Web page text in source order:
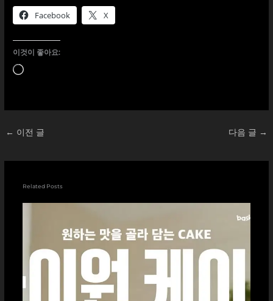
Facebook X
이것이 좋아요:
로
← 이전 글 다음 글 →
Related Posts